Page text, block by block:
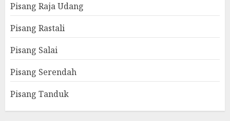
Pisang Raja Udang
Pisang Rastali
Pisang Salai
Pisang Serendah
Pisang Tanduk